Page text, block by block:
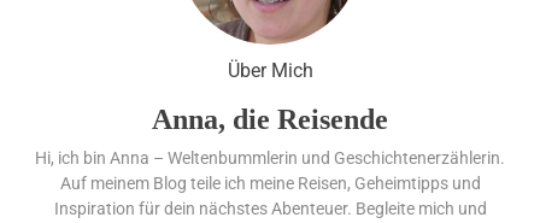
Glashütte erzielt 94 von 100
Punkten.
Über Mich
Anna, die Reisende
Hi, ich bin Anna – Weltenbummlerin und Geschichtenerzählerin.
Auf meinem Blog teile ich meine Reisen, Geheimtipps und
Inspiration für dein nächstes Abenteuer. Begleite mich und